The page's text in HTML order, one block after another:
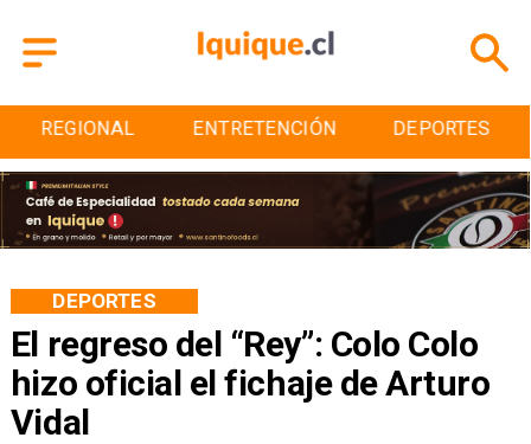
REGIONAL ENTRETENCIÓN DEPORTES
El regreso del “Rey”: Colo Colo
hizo oficial el fichaje de Arturo
Vidal
DEPORTES